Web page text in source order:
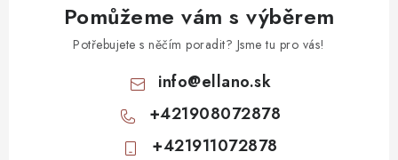
Pomůžeme vám s výběrem
Potřebujete s něčím poradit? Jsme tu pro vás!
info@ellano.sk
+421908072878
+421911072878